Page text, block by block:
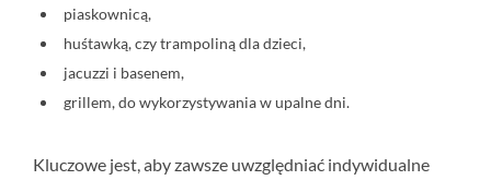
piaskownicą,
huśtawką, czy trampoliną dla dzieci,
jacuzzi i basenem,
grillem, do wykorzystywania w upalne dni.
Kluczowe jest, aby zawsze uwzględniać indywidualne